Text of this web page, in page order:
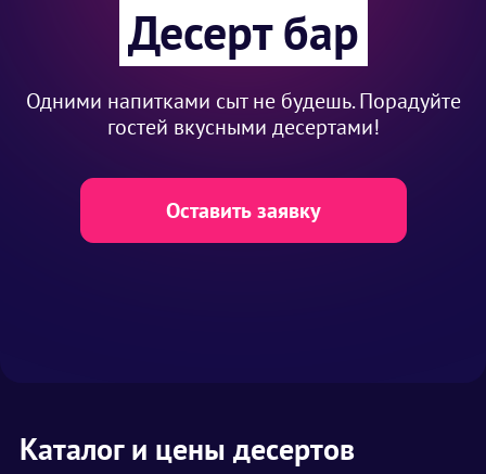
Десерт бар
Одними напитками сыт не будешь. Порадуйте
гостей вкусными десертами!
Оставить заявку
Каталог и цены десертов